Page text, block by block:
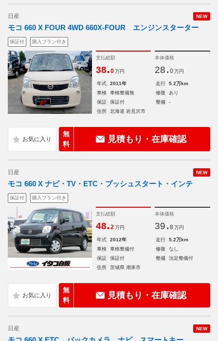
NEW
日産
モコ 660 X FOUR 4WD 660X-FOUR エンジンスターター
保証付 購入プラン付き
支払総額
38.0 万円
本体価格
28. 0 万円
年式 2011年 走行
5.2万km
車検
車検整備無 修復
あり
保証
保証付 整備
-
住所
北海道 岩見沢市
無
料
見積もり・在庫確認
NEW
日産
モコ 660 X ナビ・TV・ETC・プッシュスタート・インテ
保証付 購入プラン付き
支払総額
48.2 万円
本体価格
39. 8 万円
年式 2012年 走行
5.2万km
車検
車検整備付 修復
なし
保証
保証付 整備
法定整備付
住所
茨城県 潮来市
無
料
見積もり・在庫確認
NEW
日産